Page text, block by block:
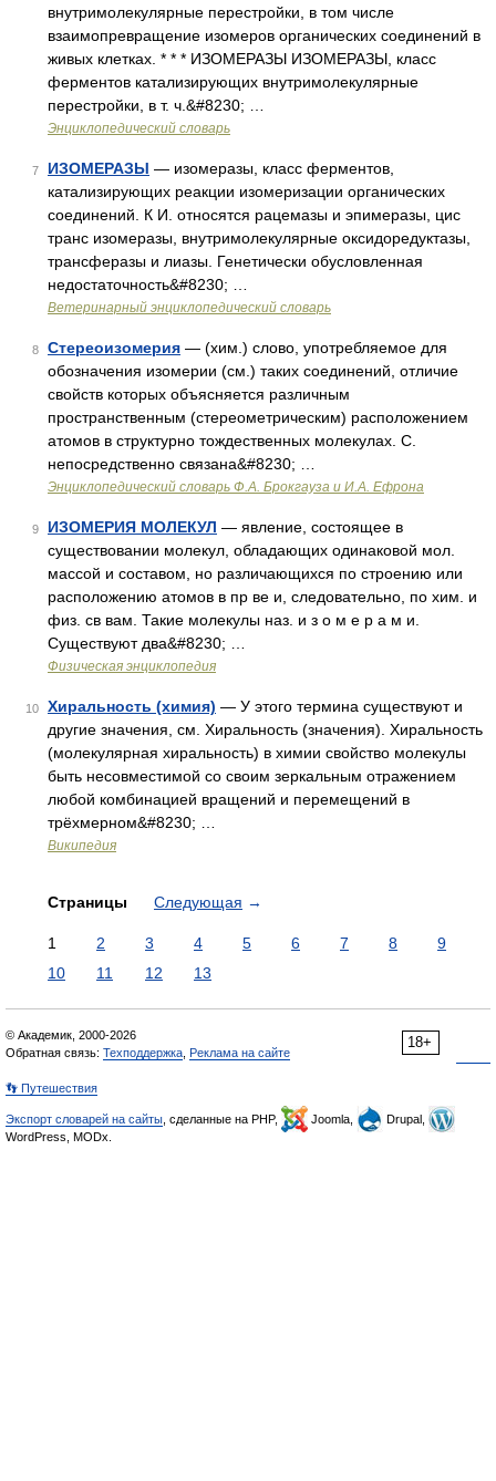
внутримолекулярные перестройки, в том числе
взаимопревращение изомеров органических соединений в
живых клетках. * * * ИЗОМЕРАЗЫ ИЗОМЕРАЗЫ, класс
ферментов катализирующих внутримолекулярные
перестройки, в т. ч.&#8230; …
Энциклопедический словарь
7 ИЗОМЕРАЗЫ — изомеразы, класс ферментов,
катализирующих реакции изомеризации органических
соединений. К И. относятся рацемазы и эпимеразы, цис
транс изомеразы, внутримолекулярные оксидоредуктазы,
трансферазы и лиазы. Генетически обусловленная
недостаточность&#8230; …
Ветеринарный энциклопедический словарь
8 Стереоизомерия — (хим.) слово, употребляемое для
обозначения изомерии (см.) таких соединений, отличие
свойств которых объясняется различным
пространственным (стереометрическим) расположением
атомов в структурно тождественных молекулах. С.
непосредственно связана&#8230; …
Энциклопедический словарь Ф.А. Брокгауза и И.А. Ефрона
9 ИЗОМЕРИЯ МОЛЕКУЛ — явление, состоящее в
существовании молекул, обладающих одинаковой мол.
массой и составом, но различающихся по строению или
расположению атомов в пр ве и, следовательно, по хим. и
физ. св вам. Такие молекулы наз. и з о м е р а м и.
Существуют два&#8230; …
Физическая энциклопедия
10 Хиральность (химия) — У этого термина существуют и
другие значения, см. Хиральность (значения). Хиральность
(молекулярная хиральность) в химии свойство молекулы
быть несовместимой со своим зеркальным отражением
любой комбинацией вращений и перемещений в
трёхмерном&#8230; …
Википедия
Страницы Следующая →
1 2 3 4 5 6 7 8
9
10
11 12 13
18+
© Академик, 2000-2026
Обратная связь: Техподдержка Реклама на сайте
👣 Путешествия
Экспорт словарей на сайты , сделанные на PHP, Joomla,
Drupal,
WordPress, MODx.